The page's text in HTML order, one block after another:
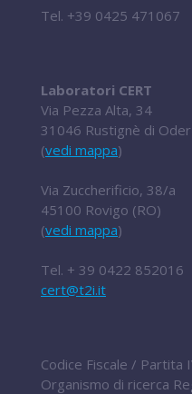
Tel. +39 0425 471067
Laboratori CERT
Via Pezza Alta, 34
31046 Rustignè di
(vedi mappa)
Via Zuccherificio, 38/a
45100 Rovigo (RO)
(vedi mappa)
Tel. + 39 0422 852016
cert@t2i.it
Codice Fiscale / Partita
Organismo di ricerca